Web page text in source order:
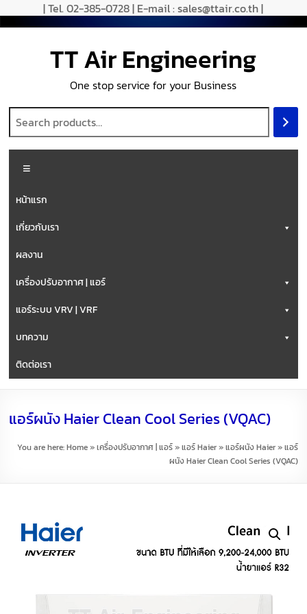
| Tel. 02-385-0728 | E-mail : sales@ttair.co.th |
TT Air Engineering
One stop service for your Business
หน้าแรก
เกี่ยวกับเรา
ผลงาน
เครื่องปรับอากาศ | แอร์
แอร์ระบบ VRV | VRF
บทความ
ติดต่อเรา
แอร์ผนัง Haier Clean Cool Series (VQAC)
You are here:Home»เครื่องปรับอากาศ | แอร์»แอร์ Haier»แอร์ผนัง Haier»แอร์
ผนัง Haier Clean Cool Series (VQAC)